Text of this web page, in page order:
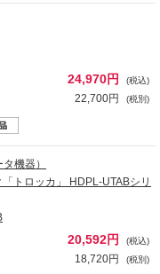
24,970円 (税込)
22,700円 (税別)
機器）
トロッカ」 HDPL-UTABシリ
20,592円 (税込)
18,720円 (税別)